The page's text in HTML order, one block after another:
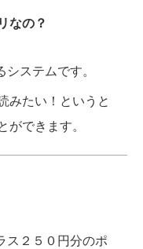
なの？
ステムです。
みたい！というと
ができます。
ス２５０円分のポ